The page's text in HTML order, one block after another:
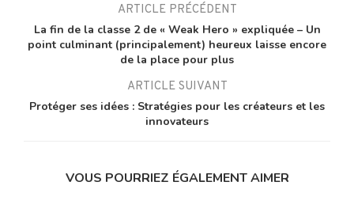
ARTICLE PRÉCÉDENT
La fin de la classe 2 de « Weak Hero » expliquée – Un
point culminant (principalement) heureux laisse encore
de la place pour plus
ARTICLE SUIVANT
Protéger ses idées : Stratégies pour les créateurs et les
innovateurs
VOUS POURRIEZ ÉGALEMENT AIMER